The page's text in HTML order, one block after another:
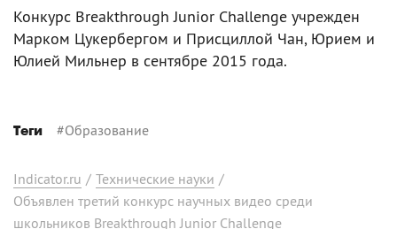
Конкурс Breakthrough Junior Challenge учрежден
Марком Цукербергом и Присциллой Чан, Юрием и
Юлией Мильнер в сентябре 2015 года.
Теги #Образование
Indicator.ru / Технические науки /
Объявлен третий конкурс научных видео среди
школьников Breakthrough Junior Challenge